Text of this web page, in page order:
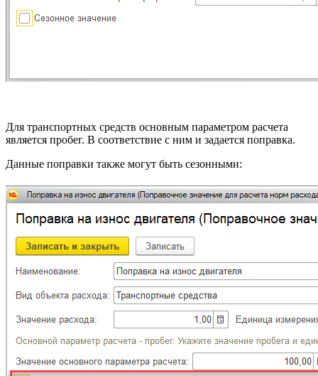
Для транспортных средств основным параметром расчета
является пробег. В соответствие с ним и задается поправка.
Данные поправки также могут быть сезонными: